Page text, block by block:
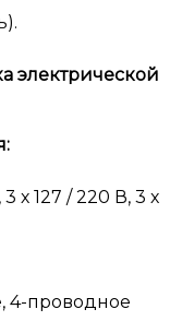
электрической
х 127 / 220 В, 3 х
4-проводное